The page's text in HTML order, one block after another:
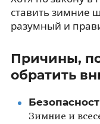
ставить зимние
разумный и
Причины,
обратить
Зимние и